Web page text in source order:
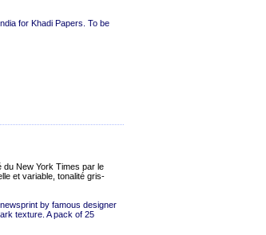
for Khadi Papers. To be
du New York Times par le
et variable, tonalité gris-
by famous designer
texture. A pack of 25